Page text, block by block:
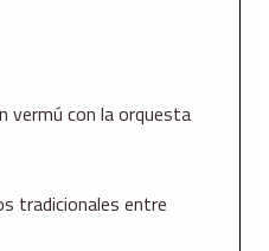
vermú con la orquesta
tradicionales entre